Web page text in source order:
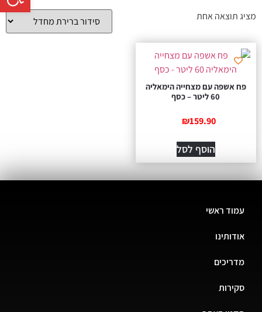
מציג תוצאה אחת
פח אשפה עם מצחייה הימאליה
60 ליטר – כסף
₪159.90
הוסף לסל
עמוד ראשי
אודותינו
מדריכים
סקירות